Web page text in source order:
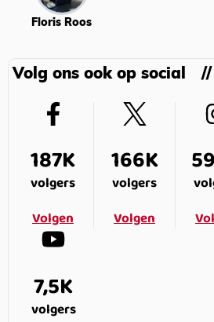
Floris Roos
Volg ons ook op social
187K
volgers
Volgen
166K
volgers
Volgen
7,5K
volgers